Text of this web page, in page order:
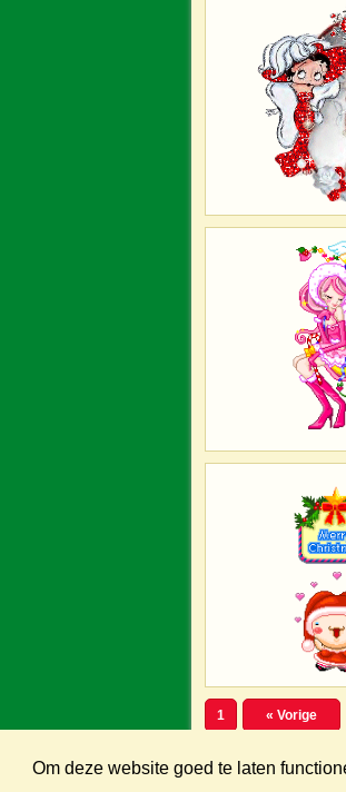
Om deze website goed te laten
1 « Vorige